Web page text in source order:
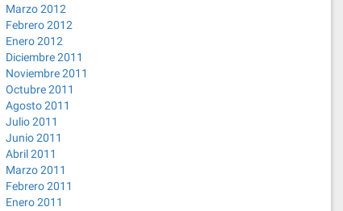
Marzo 2012
Febrero 2012
Enero 2012
Diciembre 2011
Noviembre 2011
Octubre 2011
Agosto 2011
Julio 2011
Junio 2011
Abril 2011
Marzo 2011
Febrero 2011
Enero 2011